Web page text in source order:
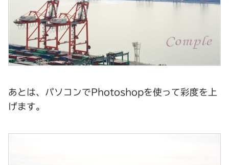
あとは、パソコンでPhotoshopを使って彩度を上
げます。